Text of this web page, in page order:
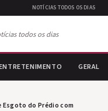
NOTÍCIAS TODOS OS DIAS
todos os dias
GERAL
Esgoto do Prédio com